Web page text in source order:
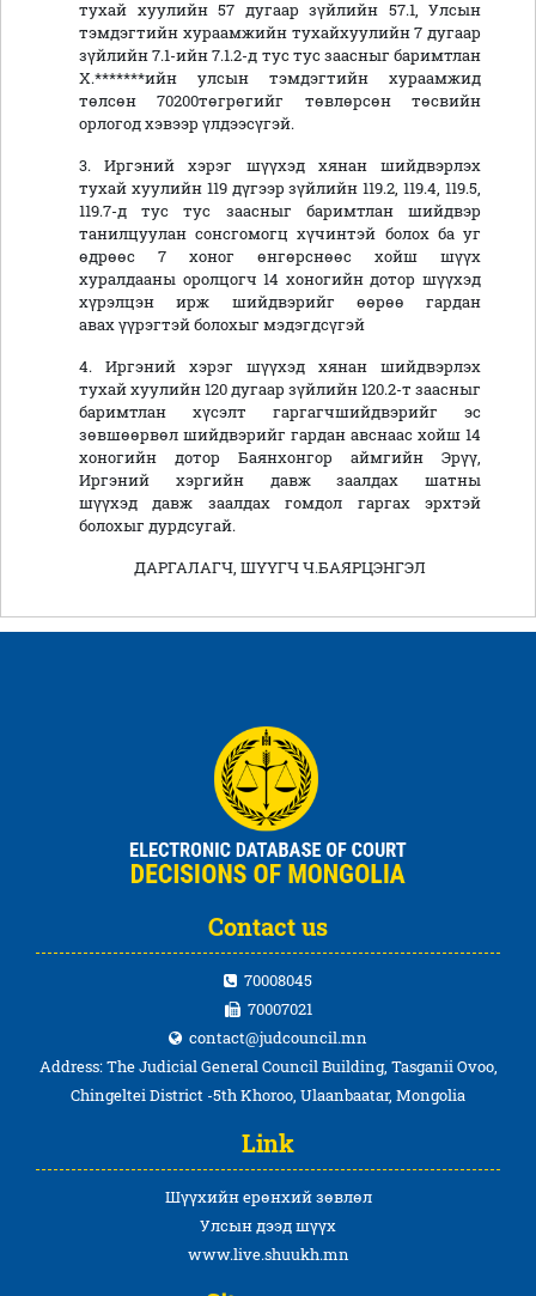
тухай хуулийн 57 дугаар зүйлийн 57.1, Улсын
тэмдэгтийн хураамжийн тухайхуулийн 7 дугаар
зүйлийн 7.1-ийн 7.1.2-д тус тус заасныг баримтлан
Х.*******ийн улсын тэмдэгтийн хураамжид
төлсөн 70200төгрөгийг төвлөрсөн төсвийн
орлогод хэвээр үлдээсүгэй.
3. Иргэний хэрэг шүүхэд хянан шийдвэрлэх
тухай хуулийн 119 дүгээр зүйлийн 119.2, 119.4, 119.5,
119.7-д тус тус заасныг баримтлан шийдвэр
танилцуулан сонсгомогц хүчинтэй болох ба уг
өдрөөс 7 хоног өнгөрснөөс хойш шүүх
хуралдааны оролцогч 14 хоногийн дотор шүүхэд
хүрэлцэн ирж шийдвэрийг өөрөө гардан
авах үүрэгтэй болохыг мэдэгдсүгэй
4. Иргэний хэрэг шүүхэд хянан шийдвэрлэх
тухай хуулийн 120 дугаар зүйлийн 120.2-т заасныг
баримтлан хүсэлт гаргагчшийдвэрийг эс
зөвшөөрвөл шийдвэрийг гардан авснаас хойш 14
хоногийн дотор Баянхонгор аймгийн Эрүү,
Иргэний хэргийн давж заалдах шатны
шүүхэд давж заалдах гомдол гаргах эрхтэй
болохыг дурдсугай.
ДАРГАЛАГЧ, ШҮҮГЧ Ч.БАЯРЦЭНГЭЛ
Contact us
70008045
70007021
contact@judcouncil.mn
Address: The Judicial General Council Building, Tasganii Ovoo,
Chingeltei District -5th Khoroo, Ulaanbaatar, Mongolia
Link
Шүүхийн ерөнхий зөвлөл
Улсын дээд шүүх
www.live.shuukh.mn